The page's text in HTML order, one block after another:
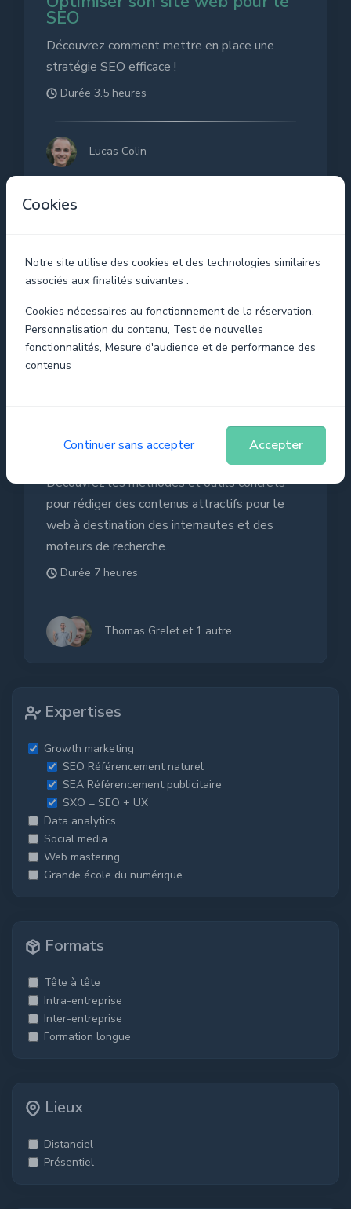
Cookies
Notre site utilise des cookies et des technologies similaires
associés aux finalités suivantes :
Cookies nécessaires au fonctionnement de la réservation,
Personnalisation du contenu, Test de nouvelles
fonctionnalités, Mesure d'audience et de performance des
contenus
Continuer sans accepter Accepter
SEO
Découvrez comment mettre en place une
stratégie SEO efficace !
Durée 3.5 heures
Lucas Colin
Optimisez vos contenus pour le
Web
Découvrez les méthodes et outils concrets
pour rédiger des contenus attractifs pour le
web à destination des internautes et des
moteurs de recherche.
Durée 7 heures
Thomas Grelet et 1 autre
Expertises
Growth marketing
SEO Référencement naturel
SEA Référencement publicitaire
SXO = SEO + UX
Data analytics
Social media
Web mastering
Grande école du numérique
Formats
Tête à tête
Intra-entreprise
Inter-entreprise
Formation longue
Lieux
Distanciel
Présentiel